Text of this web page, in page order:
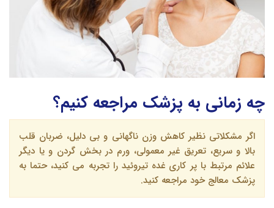
چه زمانی به پزشک مراجعه کنیم؟
اگر مشکلاتی نظیر کاهش وزن ناگهانی و بی دلیل، ضربان قلب
بالا و سریع، تعریق غیر معمولی، ورم در بخش گردن و یا دیگر
علائم مرتبط با پر کاری غده تیروئید را تجربه می کنید، حتما به
پزشک معالج خود مراجعه کنید.